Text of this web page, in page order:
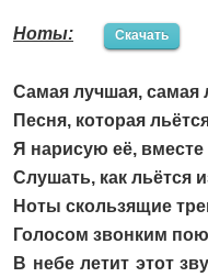
Ноты: Скачать
Самая лучшая, самая
Песня, которая
Я нарисую её,
Слушать, как льётся
Ноты скользящие
Голосом звонким
В небе летит этот